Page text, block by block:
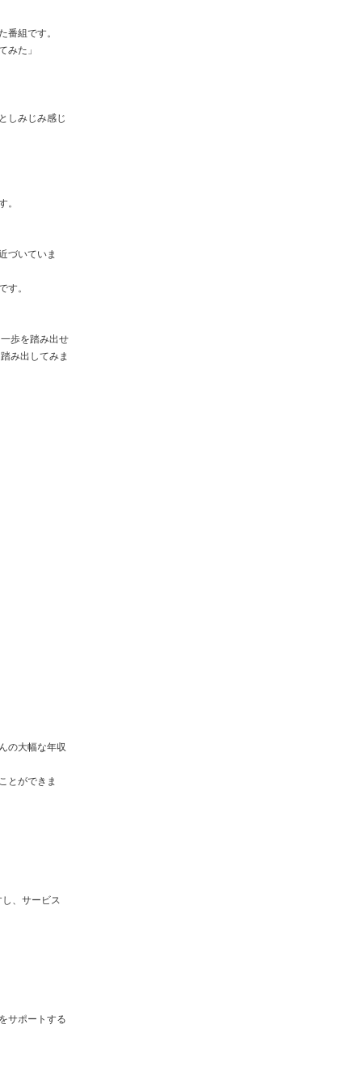
番組です。
みた」
しみじみ感じ
。
づいていま
す。
歩を踏み出せ
み出してみま
の大幅な年収
とができま
、サービス
サポートする